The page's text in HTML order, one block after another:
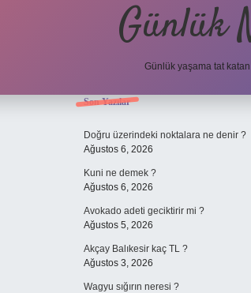
Günlük
Günlük yaşama tat
Sidebar
Son Yazılar
Doğru üzerindeki noktalara ne denir ?
Ağustos 6, 2026
Kuni ne demek ?
Ağustos 6, 2026
Avokado adeti geciktirir mi ?
Ağustos 5, 2026
Akçay Balıkesir kaç TL ?
Ağustos 3, 2026
Wagyu sığırın neresi ?